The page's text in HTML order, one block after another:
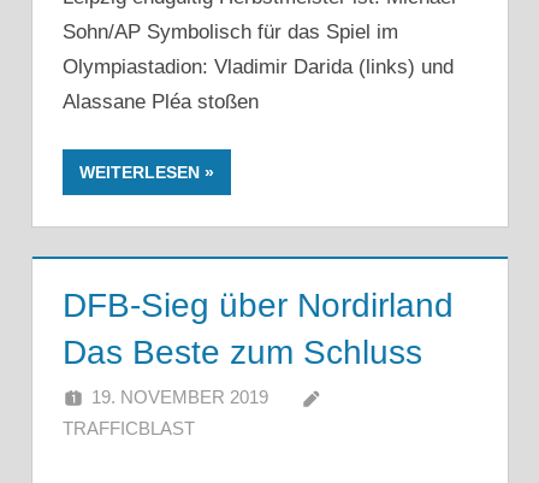
Sohn/AP Symbolisch für das Spiel im
Olympiastadion: Vladimir Darida (links) und
Alassane Pléa stoßen
WEITERLESEN
DFB-Sieg über Nordirland
Das Beste zum Schluss
19. NOVEMBER 2019
TRAFFICBLAST